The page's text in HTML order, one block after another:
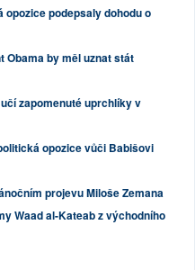
podepsaly dohodu o
Obama by měl uznat stát
zapomenuté uprchlíky v
opozice vůči Babišovi
projevu Miloše Zemana
Waad al-Kateab z východního